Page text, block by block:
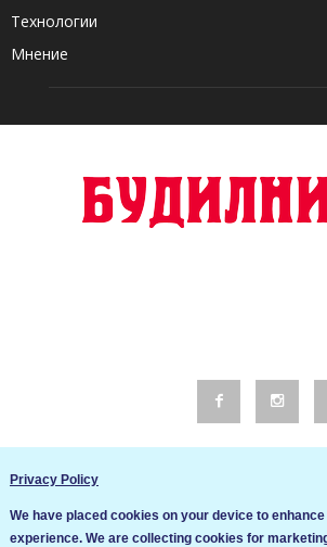
Технологии
Мнение
Общи условия
Privacy Policy
We have placed cookies on your device to
experience. We are collecting cookies for